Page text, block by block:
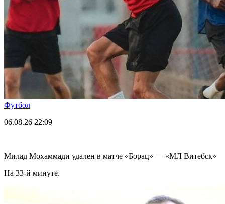
Футбол
06.08.26 22:09
Милад Мохаммади удален в матче «Борац» — «МЛ Витебск»
На 33-й минуте.